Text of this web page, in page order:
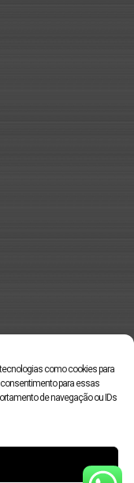
como cookies para
para essas
de navegação ou IDs